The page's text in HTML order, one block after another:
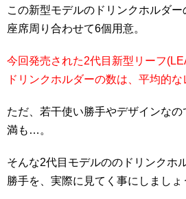
この新型モデルのドリンクホルダ
座席周り合わせて6個用意。
今回発売された2代目新型リーフ
ドリンクホルダーの数は、平均的な
ただ、若干使い勝手やデザインな
満も…。
そんな2代目モデルののドリンクホ
勝手を、実際に見てく事にしましょ